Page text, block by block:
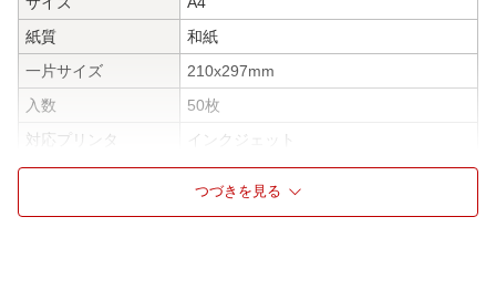
紙質
和紙
一片サイズ
210x297mm
入数
50枚
対応プリンタ
インクジェット
印刷対応面(プリンタ
両面
つづきを見る